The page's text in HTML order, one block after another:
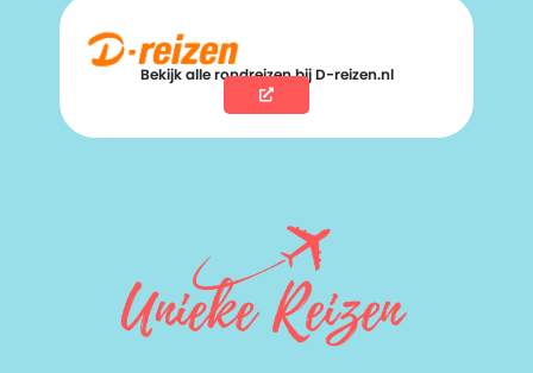
Bekijk alle rondreizen bij D-reizen.nl